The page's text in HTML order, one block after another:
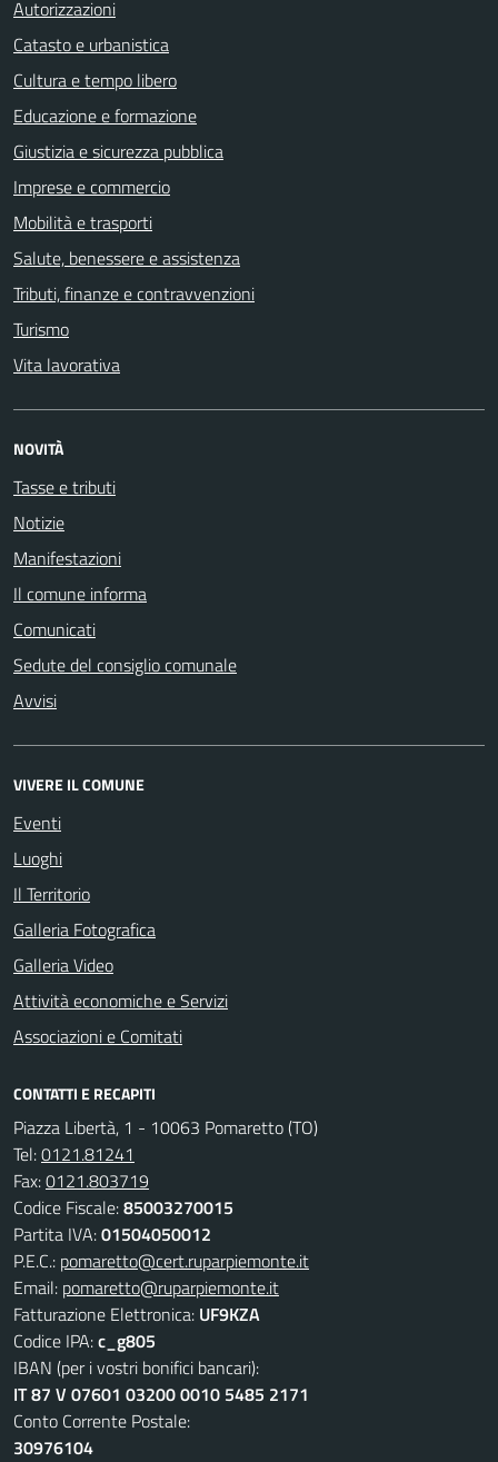
Autorizzazioni
Catasto e urbanistica
Cultura e tempo libero
Educazione e formazione
Giustizia e sicurezza pubblica
Imprese e commercio
Mobilità e trasporti
Salute, benessere e assistenza
Tributi, finanze e contravvenzioni
Turismo
Vita lavorativa
NOVITÀ
Tasse e tributi
Notizie
Manifestazioni
Il comune informa
Comunicati
Sedute del consiglio comunale
Avvisi
VIVERE IL COMUNE
Eventi
Luoghi
Il Territorio
Galleria Fotografica
Galleria Video
Attività economiche e Servizi
Associazioni e Comitati
CONTATTI E RECAPITI
Piazza Libertà, 1 - 10063 Pomaretto (TO)
Tel:0121.81241
Fax:0121.803719
Codice Fiscale:85003270015
Partita IVA:01504050012
P.E.C.: pomaretto@cert.ruparpiemonte.it
Email: pomaretto@ruparpiemonte.it
Fatturazione Elettronica: UF9KZA
Codice IPA:c_g805
IBAN (per i vostri bonifici bancari):
IT 87 V 07601 03200 0010 5485 2171
Conto Corrente Postale:
30976104